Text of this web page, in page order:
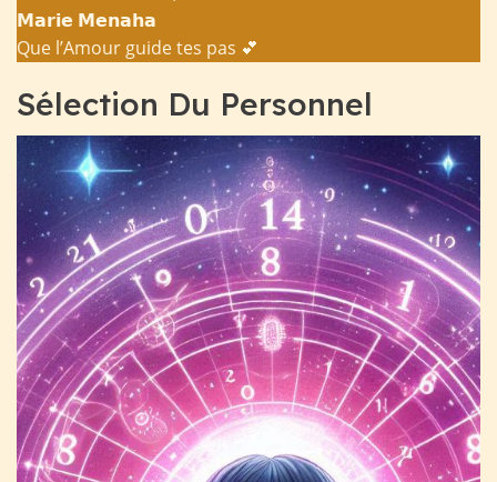
𝗠𝗮𝗿𝗶𝗲 𝗠𝗲𝗻𝗮𝗵𝗮
Que l’Amour guide tes pas 💕
Sélection Du Personnel